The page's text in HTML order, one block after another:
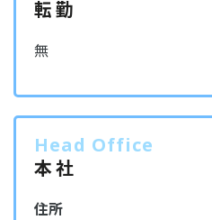
転勤
無
Head Office
本社
住所